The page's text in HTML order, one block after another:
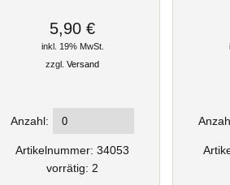
5,90 €
inkl. 19% MwSt.
zzgl.Versand
Anzahl:
Artikelnummer: 34053
vorrätig: 2